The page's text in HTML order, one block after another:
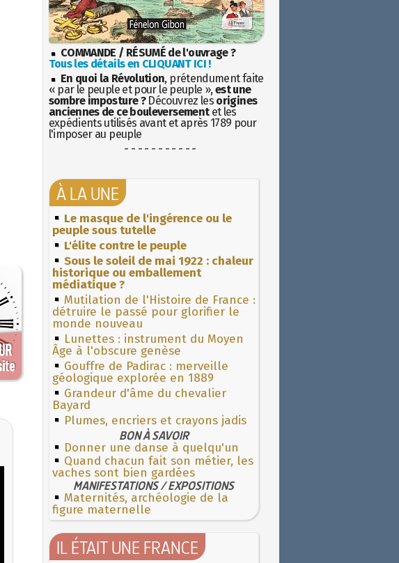
COMMANDE / RÉSUMÉ de l'ouvrage ?
Tous les détails en CLIQUANT ICI !
En quoi la Révolution, prétendument faite
« par le peuple et pour le peuple », est une
sombre imposture ?Découvrez les origines
anciennes de ce bouleversementet les
expédients utilisés avant et après 1789 pour
l'imposer au peuple
- - - - - - - - - - -
À LA UNE
Le masque de l'ingérence ou le
peuple sous tutelle
L'élite contre le peuple
Sous le soleil de mai 1922 : chaleur
historique ou emballement
médiatique ?
Mutilation de l'Histoire de France :
détruire le passé pour glorifier le
monde nouveau
Lunettes : instrument du Moyen
Âge à l'obscure genèse
Gouffre de Padirac : merveille
géologique explorée en 1889
Grandeur d'âme du chevalier
Bayard
Plumes, encriers et crayons jadis
BON À SAVOIR
Donner une danse à quelqu'un
Quand chacun fait son métier, les
vaches sont bien gardées
MANIFESTATIONS / EXPOSITIONS
Maternités, archéologie de la
figure maternelle
IL ÉTAIT UNE FRANCE